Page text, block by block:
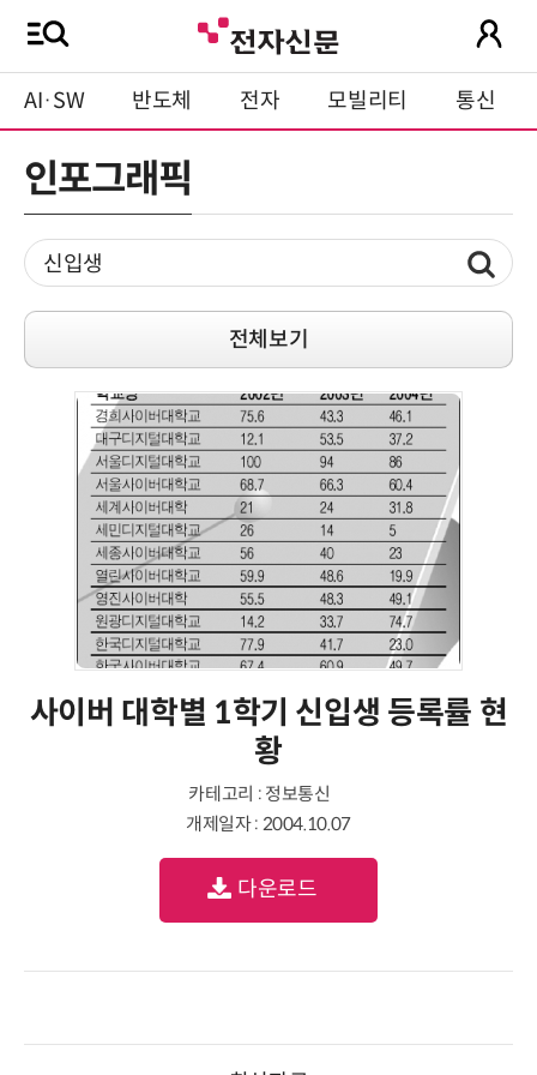
AI·SW 반도체 전자 모빌리티 통신
인포그래픽
전체보기
사이버 대학별 1학기 신입생 등록률 현
황
카테고리 : 정보통신
개제일자 : 2004.10.07
다운로드